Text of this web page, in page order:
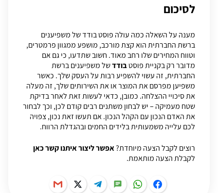
לסיכום
מענה על השאלה כמה עולה פוסט בודד של משפיענים
ברשת החברתית הוא קצת מורכב, מושפע ממגוון פרמטרים,
וטווח המחירים שלו רחב מאוד. חשוב שתדעו, כי גם אם
מדובר רק בקניית פוסטבודדשל משפיענים ברשת
החברתית, זה עשוי להשפיע רבות על העסק שלך. כאשר
משפיען מפרסם את המוצר או את השירותים שלך, זה מעלה
את סיכויי ההצלחה. כמובן, כדאי לעשות זאת לאחר בדיקת
שטח מעמיקה – יש לבחון משתנים רבים קודם לכן, וכך לבחור
את האדם הנכון עם הקהל הנכון. אם תעשו זאת נכון, צפויה
לכם עלייה משמעותית בלידים החמים ובהגדלת הרווח.
רוצים לקבל הצעה מיוחדת?אפשר ליצור איתנו קשר כאן
לקבלת הצעה מותאמת.